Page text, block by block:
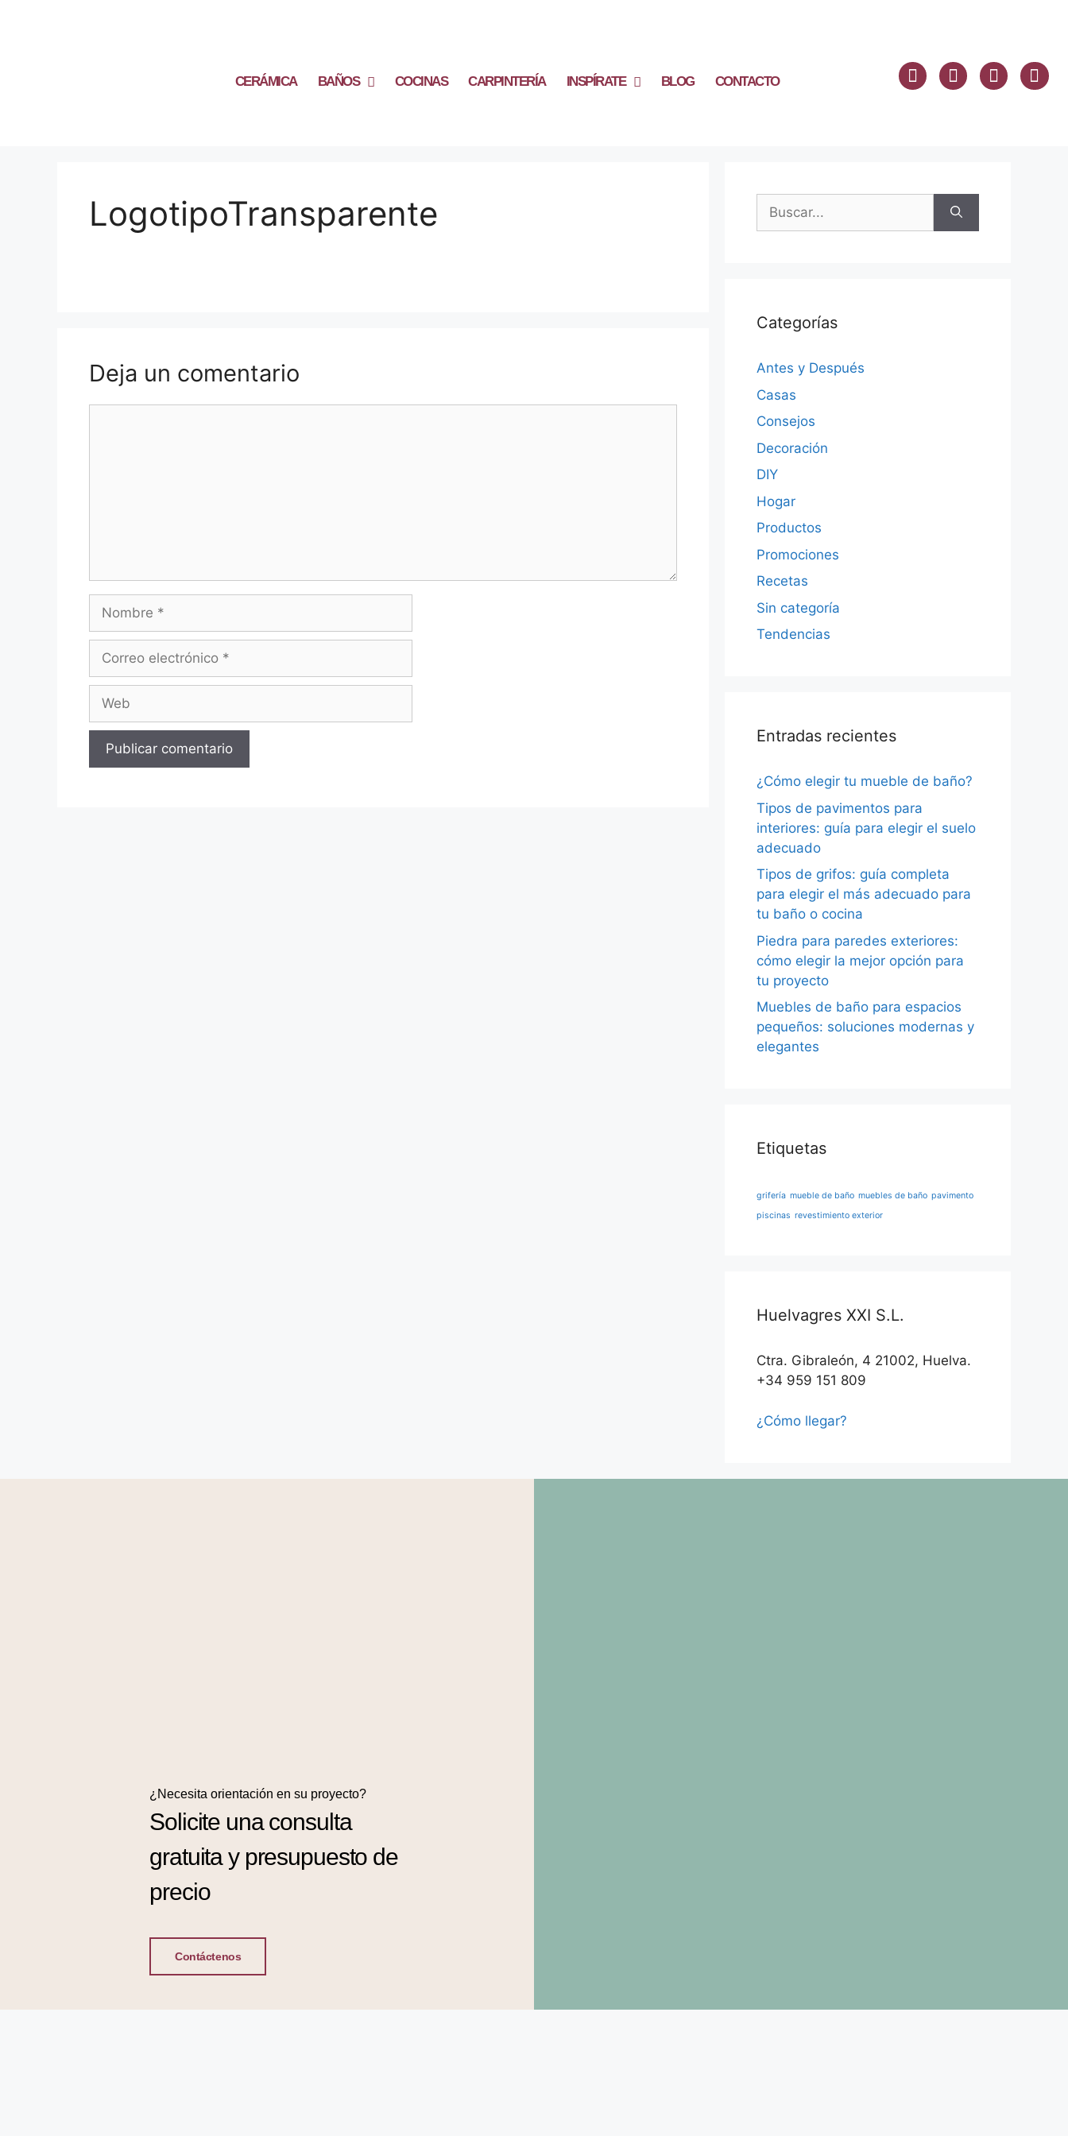
CERÁMICA BAÑOS COCINAS CARPINTERÍA INSPÍRATE BLOG CONTACTO
LogotipoTransparente
Deja un comentario
Categorías
Antes y Después
Casas
Consejos
Decoración
DIY
Hogar
Productos
Promociones
Recetas
Sin categoría
Tendencias
Entradas recientes
¿Cómo elegir tu mueble de baño?
Tipos de pavimentos para
interiores: guía para elegir el suelo
adecuado
Tipos de grifos: guía completa
para elegir el más adecuado para
tu baño o cocina
Piedra para paredes exteriores:
cómo elegir la mejor opción para
tu proyecto
Muebles de baño para espacios
pequeños: soluciones modernas y
elegantes
Etiquetas
grifería mueble de baño muebles de baño pavimento
piscinas revestimiento exterior
Huelvagres XXI S.L.
Ctra. Gibraleón, 4 21002, Huelva.
+34 959 151 809
¿Cómo llegar?
¿Necesita orientación en su proyecto?
Solicite una consulta
gratuita y presupuesto de
precio
Contáctenos